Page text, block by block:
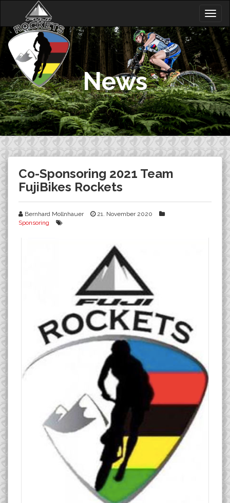
content
News
Co-Sponsoring 2021 Team
FujiBikes Rockets
Bernhard Mollnhauer
21. November 2020
Sponsoring